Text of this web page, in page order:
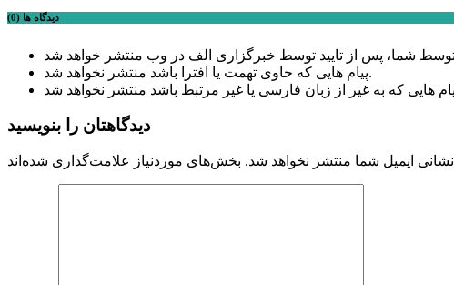
دیدگاه ها (0)
پیام هایی که حاوی تهمت یا افترا باشد منتشر نخواهد شد.
دیدگاهتان را بنویسید
نشانی ایمیل شما منتشر نخواهد شد.